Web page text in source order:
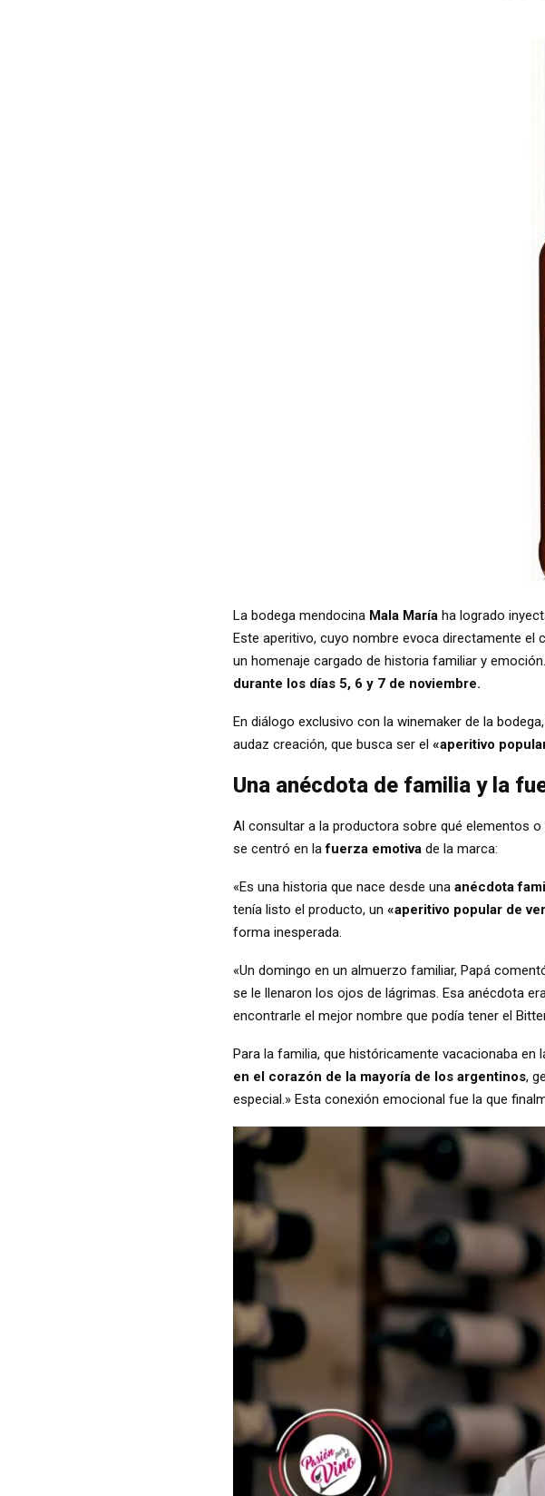
La bodega mendocina Mala María ha logrado
Este aperitivo, cuyo nombre evoca directamente
un homenaje cargado de historia familiar y emoción.
durante los días 5, 6 y 7 de noviembre.
En diálogo exclusivo con la winemaker de la
audaz creación, que busca ser el «aperitivo
Una anécdota de familia y la
Al consultar a la productora sobre qué elementos
se centró en lafuerza emotiva de la marca:
«Es una historia que nace desde una anécdota
tenía listo el producto, un «aperitivo popular de
forma inesperada.
«Un domingo en un almuerzo familiar, Papá
se le llenaron los ojos de lágrimas. Esa anécdota
encontrarle el mejor nombre que podía tener el
Para la familia, que históricamente vacacionaba
en el corazón de la mayoría de los argentinos,
especial.» Esta conexión emocional fue la que